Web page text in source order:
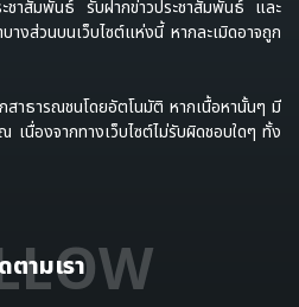
ชาสัมพันธ์ รับฝากข่าวประชาสัมพันธ์ และ
างส่วนบนเว็บไซต์แห่งนี้ หากละเมิดอาจถูก
สาธารณชนโดยอัตโนมัติ หากเนื้อหานั้นๆ มี
เนื่องจากทางเว็บไซต์ไม่รับผิดชอบใดๆ ทั้ง
ตามเรา